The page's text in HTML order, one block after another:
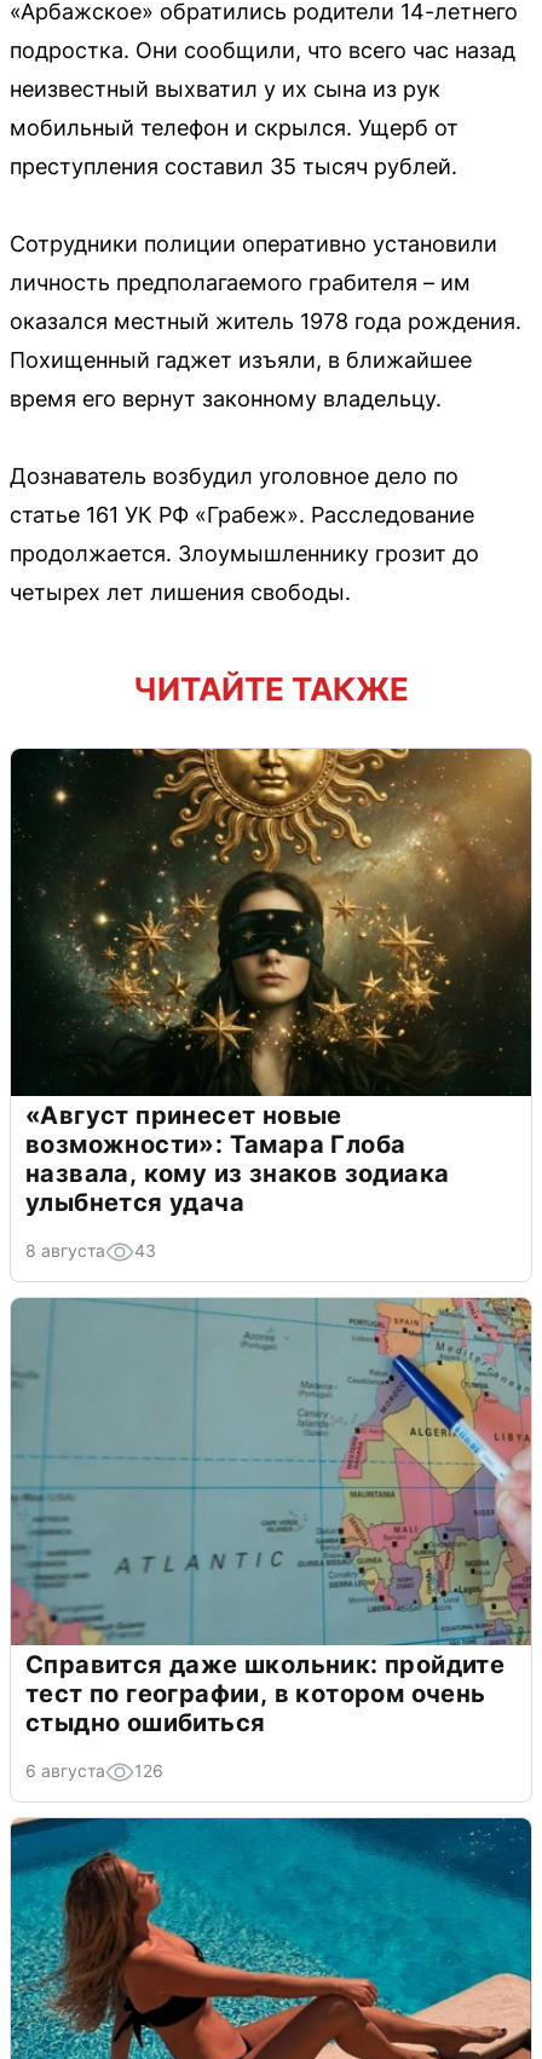
«Арбажское» обратились родители 14-летнего
подростка. Они сообщили, что всего час назад
неизвестный выхватил у их сына из рук
мобильный телефон и скрылся. Ущерб от
преступления составил 35 тысяч рублей.
Сотрудники полиции оперативно установили
личность предполагаемого грабителя – им
оказался местный житель 1978 года рождения.
Похищенный гаджет изъяли, в ближайшее
время его вернут законному владельцу.
Дознаватель возбудил уголовное дело по
статье 161 УК РФ «Грабеж». Расследование
продолжается. Злоумышленнику грозит до
четырех лет лишения свободы.
ЧИТАЙТЕ ТАКЖЕ
«Август принесет новые
возможности»: Тамара Глоба
назвала, кому из знаков зодиака
улыбнется удача
8 августа 43
Справится даже школьник: пройдите
тест по географии, в котором очень
стыдно ошибиться
6 августа 126